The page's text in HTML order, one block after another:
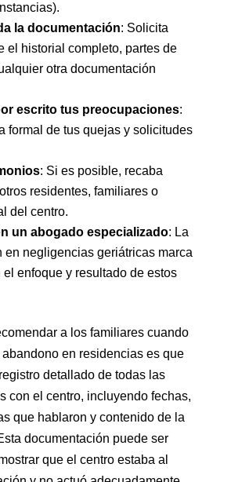
la documentación: Solicita
el historial completo, partes de
otra documentación
escrito tus preocupaciones:
formal de tus quejas y solicitudes
: Si es posible, recaba
residentes, familiares o
del centro.
un abogado especializado: La
en negligencias geriátricas marca
el enfoque y resultado de estos
a los familiares cuando
en residencias es que
detallado de todas las
con el centro, incluyendo fechas,
que hablaron y contenido de la
documentación puede ser
que el centro estaba al